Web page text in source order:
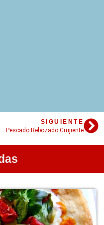
SIGUIENTE
Pescado Rebozado Crujiente